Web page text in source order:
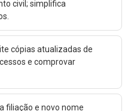
civil; simplifica
cópias atualizadas de
e comprovar
filiação e novo nome